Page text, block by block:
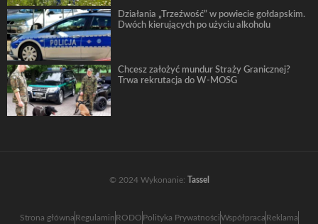
Działania „Trzeźwość” w powiecie gołdapskim.
Dwóch kierujących po użyciu alkoholu
Chcesz założyć mundur Straży Granicznej?
Trwa rekrutacja do W-MOSG
© 2024 Wykonanie: Tassel
Strona główna Regulamin RODO Polityka PrywatnościWspółpraca Reklama